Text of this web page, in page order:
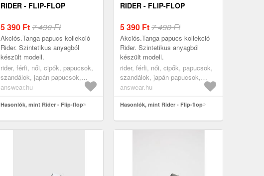
RIDER - FLIP-FLOP
5 390 Ft7 490 Ft
Akciós.Tanga papucs kollekció
Rider. Szintetikus anyagból
készült modell.
rider, férfi, női, cipők, papucsok,
szandálok, japán papucsok,
fekete
answear.hu
Hasonlók, mint Rider - Flip-flop
RIDER - FLIP-FLOP
5 390 Ft7 490 Ft
Akciós.Tanga papucs kollekció
Rider. Szintetikus anyagból
készült modell.
rider, férfi, női, cipők, papucsok,
szandálok, japán papucsok,
fukszia
answear.hu
Hasonlók, mint Rider - Flip-flop